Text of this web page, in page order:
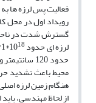
فعالیت پس لرزه ها
گسترش شدت در ناحیه
لرزه ای حدود 10 18
محیط باعث تشدید
هنگام زمین لرزه
از لحاظ مهندسی،